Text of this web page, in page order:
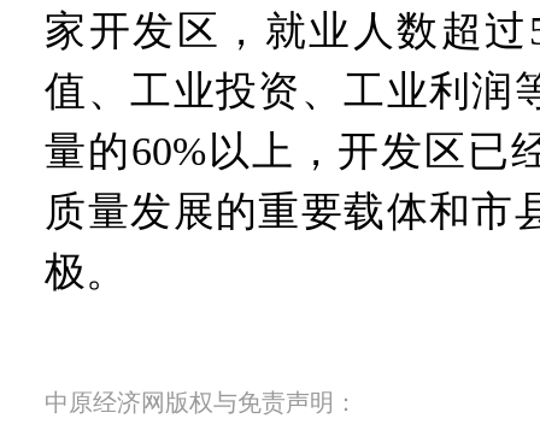
家开发区，就业人数超过
值、工业投资、工业利润
量的60%以上，开发区已
质量发展的重要载体和市
极。
中原经济网版权与免责声明：